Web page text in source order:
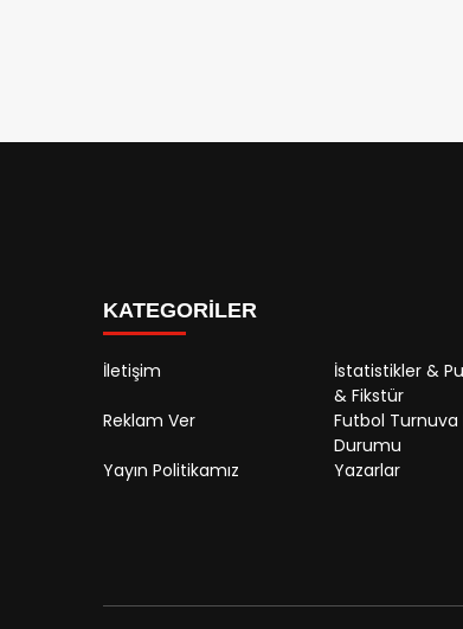
KATEGORİLER
İletişim
İstatistikler &
& Fikstür
Reklam Ver
Futbol Turnuva
Durumu
Yayın Politikamız
Yazarlar